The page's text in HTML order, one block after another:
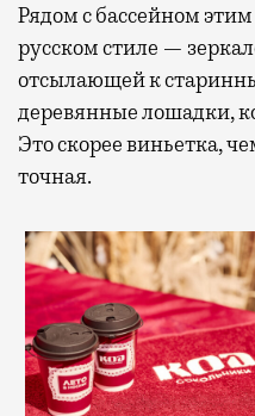
Рядом с бассейном
русском стиле —
отсылающей к
деревянные лошадки,
Это скорее виньетка,
точная.